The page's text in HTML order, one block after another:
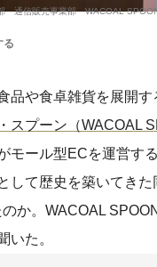
通信販売事業部 WACOAL
る
品や食卓雑貨を展開す
スプーン（WACOAL
モール型ECを運営す
して歴史を築いてきた
のか。WACOAL
いた。